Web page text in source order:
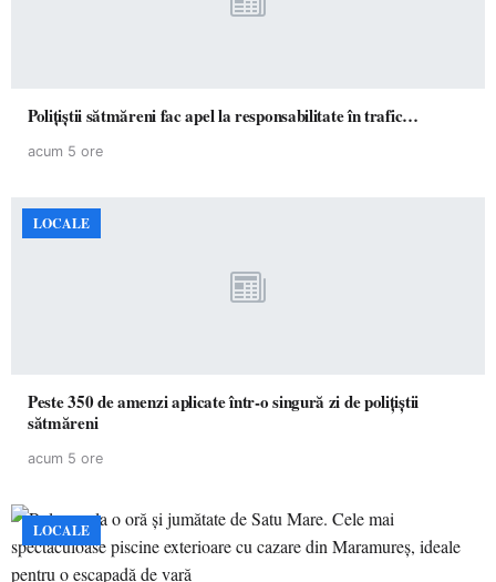
Polițiștii sătmăreni fac apel la responsabilitate în trafic…
acum 5 ore
LOCALE
Peste 350 de amenzi aplicate într-o singură zi de polițiștii
sătmăreni
acum 5 ore
LOCALE